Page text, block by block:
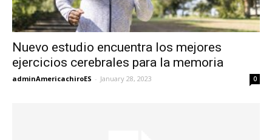
Nuevo estudio encuentra los mejores
ejercicios cerebrales para la memoria
adminAmericachiroES - January 28, 2023 0